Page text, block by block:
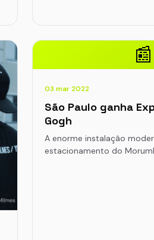
📰
03 mar 2022
São Paulo ganha
Gogh
A enorme instalação
estacionamento do